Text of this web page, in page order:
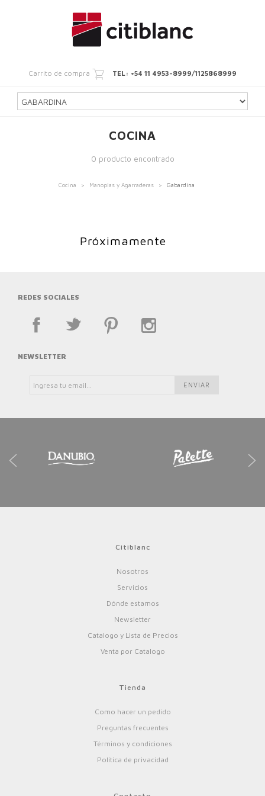
Carrito de compra TEL: +54 11 4953-8999/1125868999
COCINA
0 producto encontrado
Cocina > Manoplas y Agarraderas > Gabardina
Próximamente
REDES SOCIALES
NEWSLETTER
Citiblanc
Nosotros
Servicios
Dónde estamos
Newsletter
Catalogo y Lista de Precios
Venta por Catalogo
Tienda
Como hacer un pedido
Preguntas frecuentes
Términos y condiciones
Política de privacidad